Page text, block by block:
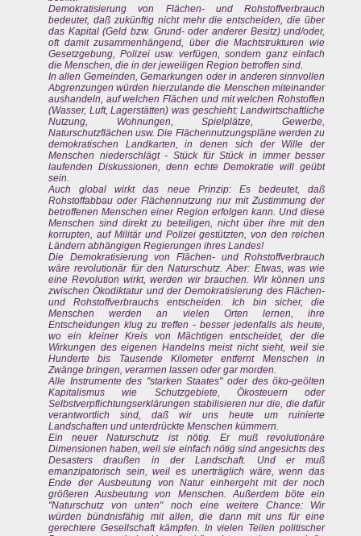
Demokratisierung von Flächen- und Rohstoffverbrauch
bedeutet, daß zukünftig nicht mehr die entscheiden, die über
das Kapital (Geld bzw. Grund- oder anderer Besitz) und/oder,
oft damit zusammenhängend, über die Machtstrukturen wie
Gesetzgebung, Polizei usw. verfügen, sondern ganz einfach
die Menschen, die in der jeweiligen Region betroffen sind.
In allen Gemeinden, Gemarkungen oder in anderen sinnvollen
Abgrenzungen würden hierzulande die Menschen miteinander
aushandeln, auf welchen Flächen und mit welchen Rohstoffen
(Wasser, Luft, Lagerstätten) was geschieht: Landwirtschaftliche
Nutzung, Wohnungen, Spielplätze, Gewerbe,
Naturschutzflächen usw. Die Flächennutzungspläne werden zu
demokratischen Landkarten, in denen sich der Wille der
Menschen niederschlägt - Stück für Stück in immer besser
laufenden Diskussionen, denn echte Demokratie will geübt
sein.
Auch global wirkt das neue Prinzip: Es bedeutet, daß
Rohstoffabbau oder Flächennutzung nur mit Zustimmung der
betroffenen Menschen einer Region erfolgen kann. Und diese
Menschen sind direkt zu beteiligen, nicht über ihre mit den
korrupten, auf Militär und Polizei gestützten, von den reichen
Ländern abhängigen Regierungen ihres Landes!
Die Demokratisierung von Flächen- und Rohstoffverbrauch
wäre revolutionär für den Naturschutz. Aber: Etwas, was wie
eine Revolution wirkt, werden wir brauchen. Wir können uns
zwischen Ökodiktatur und der Demokratisierung des Flächen-
und Rohstoffverbrauchs entscheiden. Ich bin sicher, die
Menschen werden an vielen Orten lernen, ihre
Entscheidungen klug zu treffen - besser jedenfalls als heute,
wo ein kleiner Kreis von Mächtigen entscheidet, der die
Wirkungen des eigenen Handelns meist nicht sieht, weil sie
Hunderte bis Tausende Kilometer entfernt Menschen in
Zwänge bringen, verarmen lassen oder gar morden.
Alle Instrumente des "starken Staates" oder des öko-geölten
Kapitalismus wie Schutzgebiete, Ökosteuern oder
Selbstverpflichtungserklärungen stabilisieren nur die, die dafür
verantwortlich sind, daß wir uns heute um ruinierte
Landschaften und unterdrückte Menschen kümmern.
Ein neuer Naturschutz ist nötig. Er muß revolutionäre
Dimensionen haben, weil sie einfach nötig sind angesichts des
Desasters draußen in der Landschaft. Und er muß
emanzipatorisch sein, weil es unerträglich wäre, wenn das
Ende der Ausbeutung von Natur einhergeht mit der noch
größeren Ausbeutung von Menschen. Außerdem böte ein
"Naturschutz von unten" noch eine weitere Chance: Wir
würden bündnisfähig mit allen, die dann mit uns für eine
gerechtere Gesellschaft kämpfen. In vielen Teilen politischer